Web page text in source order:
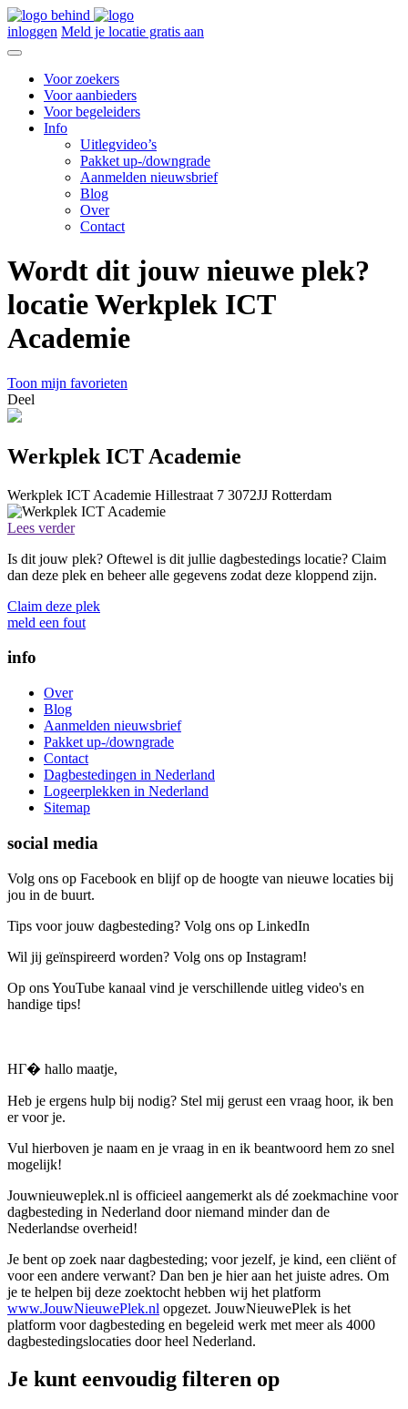
inloggen Meld je locatie gratis aan
Voor zoekers
Voor aanbieders
Voor begeleiders
Info
Uitlegvideo’s
Pakket up-/downgrade
Aanmelden nieuwsbrief
Blog
Over
Contact
Wordt dit jouw nieuwe plek?
locatie Werkplek ICT
Academie
Toon mijn favorieten
Deel
Werkplek ICT Academie
Werkplek ICT Academie Hillestraat 7 3072JJ Rotterdam
Lees verder
Is dit jouw plek? Oftewel is dit jullie dagbestedings locatie? Claim
dan deze plek en beheer alle gegevens zodat deze kloppend zijn.
Claim deze plek
meld een fout
info
Over
Blog
Aanmelden nieuwsbrief
Pakket up-/downgrade
Contact
Dagbestedingen in Nederland
Logeerplekken in Nederland
Sitemap
social media
Volg ons op Facebook en blijf op de hoogte van nieuwe locaties bij
jou in de buurt.
Tips voor jouw dagbesteding? Volg ons op LinkedIn
Wil jij geïnspireerd worden? Volg ons op Instagram!
Op ons YouTube kanaal vind je verschillende uitleg video's en
handige tips!
HГ� hallo maatje,
Heb je ergens hulp bij nodig? Stel mij gerust een vraag hoor, ik ben
er voor je.
Vul hierboven je naam en je vraag in en ik beantwoord hem zo snel
mogelijk!
Jouwnieuweplek.nl is officieel aangemerkt als dé zoekmachine voor
dagbesteding in Nederland door niemand minder dan de
Nederlandse overheid!
Je bent op zoek naar dagbesteding; voor jezelf, je kind, een cliënt of
voor een andere verwant? Dan ben je hier aan het juiste adres. Om
je te helpen bij deze zoektocht hebben wij het platform
www.JouwNieuwePlek.nl opgezet. JouwNieuwePlek is het
platform voor dagbesteding en begeleid werk met meer als 4000
dagbestedingslocaties door heel Nederland.
Je kunt eenvoudig filteren op